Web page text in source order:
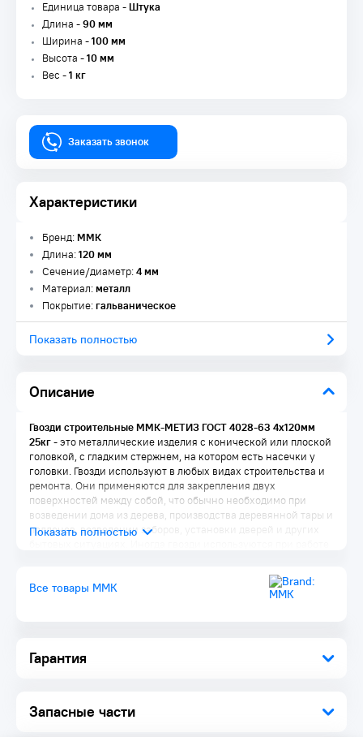
Единица товара -Штука
Длина -90 мм
Ширина -100 мм
Высота -10 мм
Вес -1 кг
Заказать звонок
Характеристики
Описание
Гарантия
Запасные части
Бренд:ММК
Длина:120 мм
Сечение/диаметр:4 мм
Материал:металл
Покрытие:гальваническое
Показать полностью
Гвозди строительные ММК-МЕТИЗ ГОСТ 4028-63 4х120мм
25кг- это металлические изделия с конической или плоской
головкой, с гладким стержнем, на котором есть насечки у
головки. Гвозди используют в любых видах строительства и
ремонта. Они применяются для закрепления двух
поверхностей между собой, что обычно необходимо при
возведении дома из дерева, производства деревянной тары и
поддонов, возведении заборов, установки дверей и других
Все товары ММК